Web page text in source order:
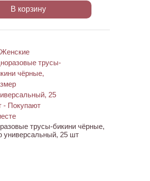
В корзину
трусы-бикини чёрные,
универсальный, 25 шт